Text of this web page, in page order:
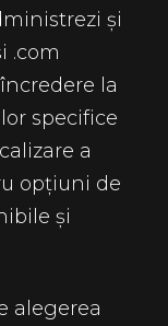
și
.com
la
specifice
a
opțiuni de
și
alegerea